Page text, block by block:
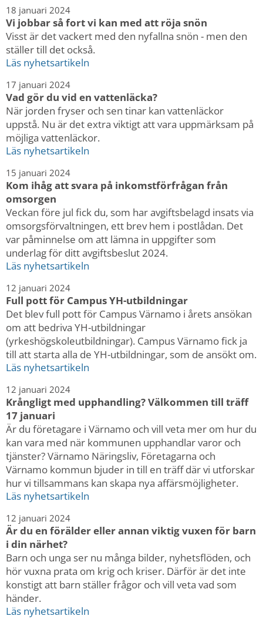
18 januari 2024
Vi jobbar så fort vi kan med att röja snön
Visst är det vackert med den nyfallna snön - men den
ställer till det också.
Läs nyhetsartikeln
17 januari 2024
Vad gör du vid en vattenläcka?
När jorden fryser och sen tinar kan vattenläckor
uppstå. Nu är det extra viktigt att vara uppmärksam på
möjliga vattenläckor.
Läs nyhetsartikeln
15 januari 2024
Kom ihåg att svara på inkomstförfrågan från
omsorgen
Veckan före jul fick du, som har avgiftsbelagd insats via
omsorgsförvaltningen, ett brev hem i postlådan. Det
var påminnelse om att lämna in uppgifter som
underlag för ditt avgiftsbeslut 2024.
Läs nyhetsartikeln
12 januari 2024
Full pott för Campus YH-utbildningar
Det blev full pott för Campus Värnamo i årets ansökan
om att bedriva YH-utbildningar
(yrkeshögskoleutbildningar). Campus Värnamo fick ja
till att starta alla de YH-utbildningar, som de ansökt om.
Läs nyhetsartikeln
12 januari 2024
Krångligt med upphandling? Välkommen till träff
17 januari
Är du företagare i Värnamo och vill veta mer om hur du
kan vara med när kommunen upphandlar varor och
tjänster? Värnamo Näringsliv, Företagarna och
Värnamo kommun bjuder in till en träff där vi utforskar
hur vi tillsammans kan skapa nya affärsmöjligheter.
Läs nyhetsartikeln
12 januari 2024
Är du en förälder eller annan viktig vuxen för barn
i din närhet?
Barn och unga ser nu många bilder, nyhetsflöden, och
hör vuxna prata om krig och kriser. Därför är det inte
konstigt att barn ställer frågor och vill veta vad som
händer.
Läs nyhetsartikeln